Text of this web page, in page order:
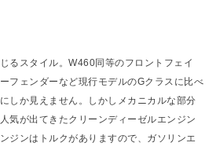
るスタイル。W460同等のフロントフェイ
フェンダーなど現行モデルのGクラスに比べ
しか見えません。しかしメカニカルな部分
気が出てきたクリーンディーゼルエンジン
ジンはトルクがありますので、ガソリンエ